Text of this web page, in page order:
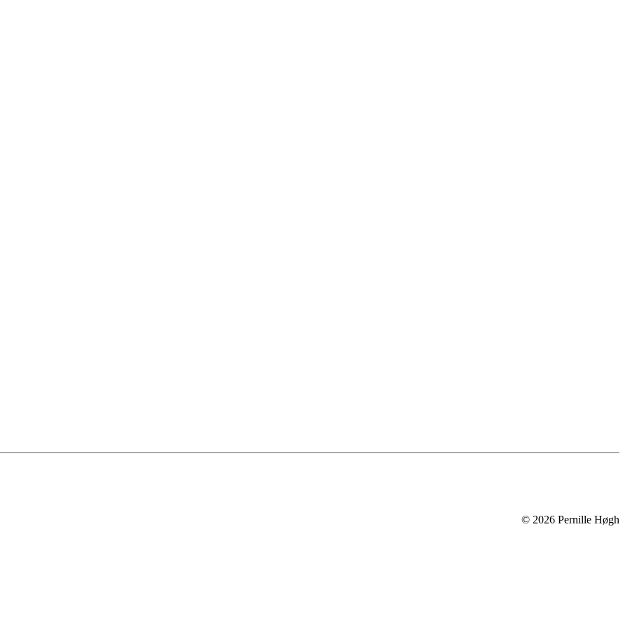
© 2026 Pernille Høgh